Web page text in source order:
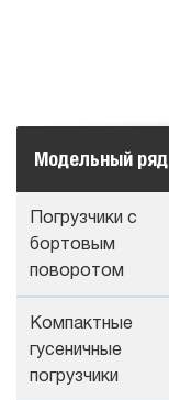
Модельный ряд
Погрузчики с
бортовым
поворотом
Компактные
гусеничные
погрузчики